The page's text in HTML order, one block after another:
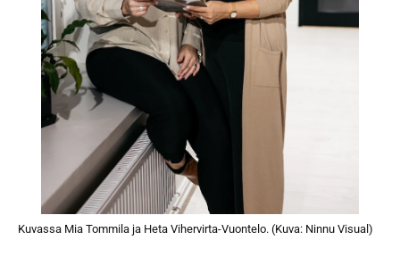
Kuvassa Mia Tommila ja Heta Vihervirta-Vuontelo. (Kuva: Ninnu Visual)